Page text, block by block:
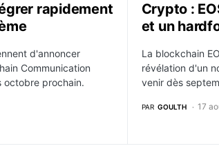
rapidement
d'annoncer
Communication
octobre prochain.
Crypto :
et un
La blockchain
révélation d'un
venir dès
PAR GOULTH 17